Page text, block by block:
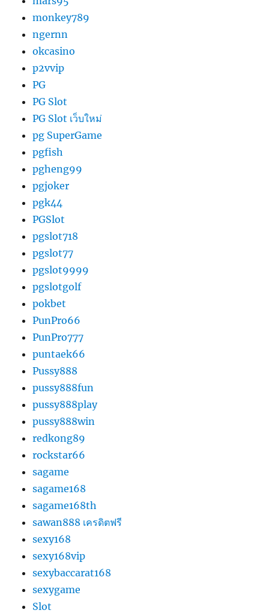
monkey789
ngernn
okcasino
p2vvip
PG
PG Slot
PG Slot เว็บใหม่
pg SuperGame
pgfish
pgheng99
pgjoker
pgk44
PGSlot
pgslot718
pgslot77
pgslot9999
pgslotgolf
pokbet
PunPro66
PunPro777
puntaek66
Pussy888
pussy888fun
pussy888play
pussy888win
redkong89
rockstar66
sagame
sagame168
sagame168th
sawan888 เครดิตฟรี
sexy168
sexy168vip
sexybaccarat168
sexygame
Slot